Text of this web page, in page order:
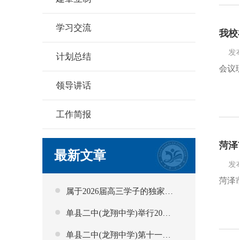
学习交流
计划总结
领导讲话
工作简报
最新文章
属于2026届高三学子的独家毕业记忆
单县二中(龙翔中学)举行2026届毕业典礼暨高考壮行会
单县二中(龙翔中学)第十一届校园文化艺术节璀璨启幕
我
发
会议
菏
发
菏泽